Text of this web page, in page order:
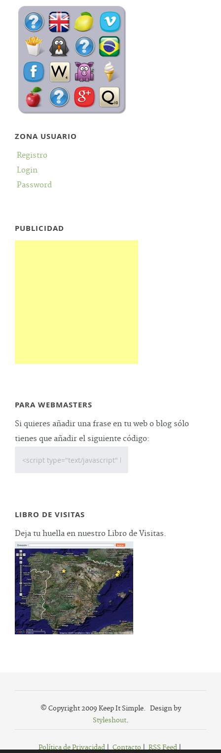
ZONA USUARIO
Registro
Login
Password
PUBLICIDAD
PARA WEBMASTERS
Si quieres añadir una frase en tu web o blog sólo
tienes que añadir el siguiente código:
LIBRO DE VISITAS
Deja tu huella en nuestro Libro de Visitas.
© Copyright 2009 Keep It Simple. Design by
Styleshout.
Política de Privacidad| Contacto| RSS Feed|